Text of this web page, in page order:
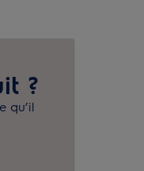
?
qu’il